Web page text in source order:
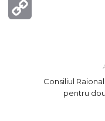
Consiliul
pentru